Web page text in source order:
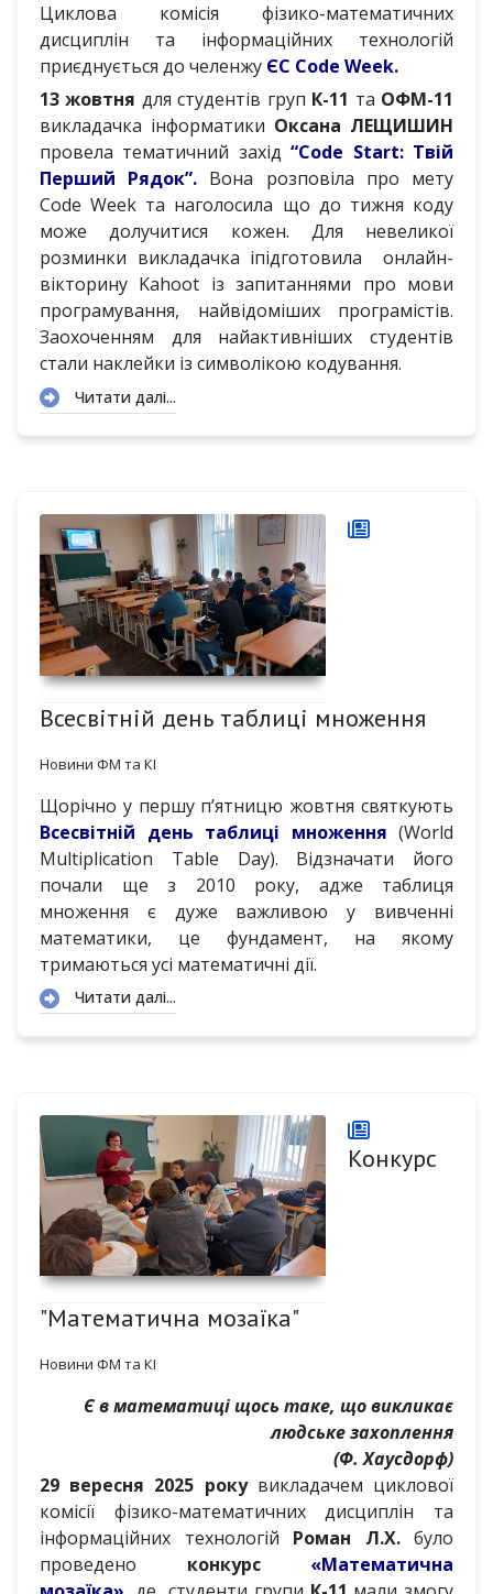
Циклова комісія фізико-математичних
дисциплін та інформаційних технологій
приєднується до челенжу ЄС Code Week.
13 жовтня для студентів груп К-11 та ОФМ-11
викладачка інформатики Оксана ЛЕЩИШИН
провела тематичний захід“Code Start: Твій
Перший Рядок”. Вона розповіла про мету
Code Week та наголосила що до тижня коду
може долучитися кожен. Для невеликої
розминки викладачка іпідготовила онлайн-
вікторину Kahoot із запитаннями про мови
програмування, найвідоміших програмістів.
Заохоченням для найактивніших студентів
стали наклейки із символікою кодування.
Читати далі...
Всесвітній день таблиці множення
Новини ФМ та КІ
Щорічно у першу п’ятницю жовтня святкують
Всесвітній день таблиці множення (World
Multiplication Table Day). Відзначати його
почали ще з 2010 року, адже таблиця
множення є дуже важливою у вивченні
математики, це фундамент, на якому
тримаються усі математичні дії.
Читати далі...
Конкурс
"Математична мозаїка"
Новини ФМ та КІ
Є в математиці щось таке, що викликає
людське захоплення
(Ф. Хаусдорф)
29 вересня 2025 рокувикладачем циклової
комісії фізико-математичних дисциплін та
інформаційних технологій Роман Л.Х.було
проведено конкурс
«Математична